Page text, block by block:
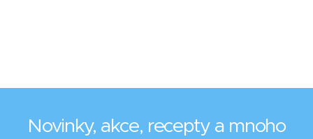
Novinky, akce, recepty a mnoho